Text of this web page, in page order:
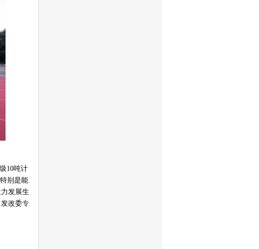
10吨计
别是能
发展生
改委专